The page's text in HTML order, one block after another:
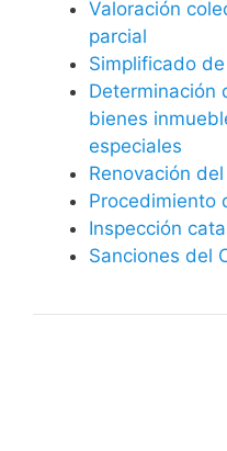
Valoración
parcial
Simplificado
Determinación
bienes
especiales
Renovación
Procedimiento
Inspección
Sanciones del